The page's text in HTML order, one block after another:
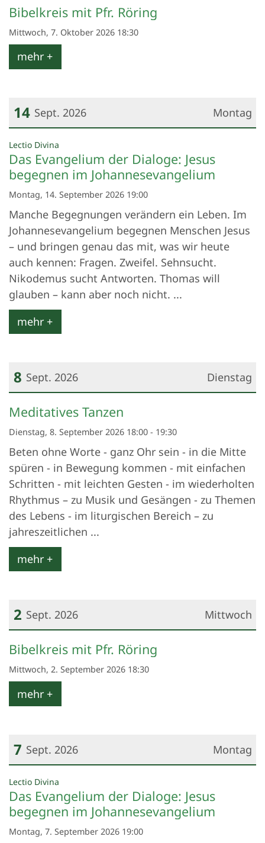
Datum: 7. Oktober 2026
Bibelkreis mit Pfr. Röring
Mittwoch, 7. Oktober 2026 18:30
mehr +
Montag
14 Sept. 2026
Datum: 14. September 2026
Lectio Divina
Das Evangelium der Dialoge: Jesus
begegnen im Johannesevangelium
Montag, 14. September 2026 19:00
Manche Begegnungen verändern ein Leben. Im
Johannesevangelium begegnen Menschen Jesus
– und bringen genau das mit, was wir heute
auch kennen: Fragen. Zweifel. Sehnsucht.
Nikodemus sucht Antworten. Thomas will
glauben – kann aber noch nicht. ...
mehr +
Dienstag
8 Sept. 2026
Datum: 8. September 2026
Meditatives Tanzen
Dienstag, 8. September 2026 18:00 - 19:30
Beten ohne Worte - ganz Ohr sein - in die Mitte
spüren - in Bewegung kommen - mit einfachen
Schritten - mit leichten Gesten - im wiederholten
Rhythmus – zu Musik und Gesängen - zu Themen
des Lebens - im liturgischen Bereich – zu
jahreszeitlichen ...
mehr +
Mittwoch
2 Sept. 2026
Datum: 2. September 2026
Bibelkreis mit Pfr. Röring
Mittwoch, 2. September 2026 18:30
mehr +
Montag
7 Sept. 2026
Datum: 7. September 2026
Lectio Divina
Das Evangelium der Dialoge: Jesus
begegnen im Johannesevangelium
Montag, 7. September 2026 19:00